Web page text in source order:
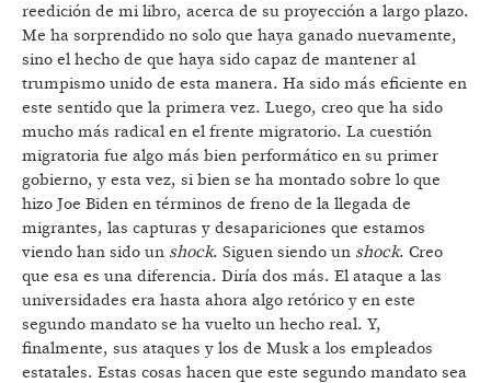
reedición de mi libro, acerca de su proyección a largo plazo.
Me ha sorprendido no solo que haya ganado nuevamente,
sino el hecho de que haya sido capaz de mantener al
trumpismo unido de esta manera. Ha sido más eficiente en
este sentido que la primera vez. Luego, creo que ha sido
mucho más radical en el frente migratorio. La cuestión
migratoria fue algo más bien performático en su primer
gobierno, y esta vez, si bien se ha montado sobre lo que
hizo Joe Biden en términos de freno de la llegada de
migrantes, las capturas y desapariciones que estamos
viendo han sido un shock. Siguen siendo un shock. Creo
que esa es una diferencia. Diría dos más. El ataque a las
universidades era hasta ahora algo retórico y en este
segundo mandato se ha vuelto un hecho real. Y,
finalmente, sus ataques y los de Musk a los empleados
estatales. Estas cosas hacen que este segundo mandato sea